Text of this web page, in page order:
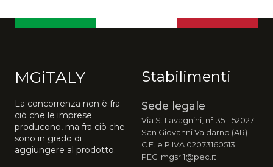
MGiTALY
La concorrenza non è fra
ciò che le imprese
producono, ma fra ciò che
sono in grado di
aggiungere al prodotto.
Stabilimenti
Sede legale
Via S. Lavagnini, n° 35 - 52027
San Giovanni Valdarno (AR)
C.F. e P.IVA 02073160513
PEC: mgsrl1@pec.it